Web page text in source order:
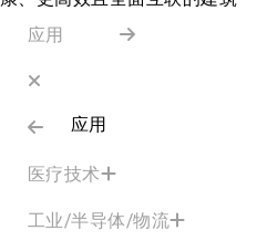
应用
应用
医疗技术
工业/半导体/物流